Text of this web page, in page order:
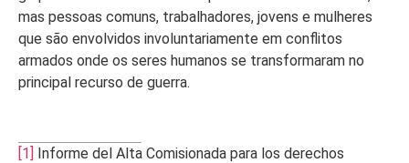
mas pessoas comuns, trabalhadores, jovens e mulheres
que são envolvidos involuntariamente em conflitos
armados onde os seres humanos se transformaram no
principal recurso de guerra.
[1] Informe del Alta Comisionada para los derechos